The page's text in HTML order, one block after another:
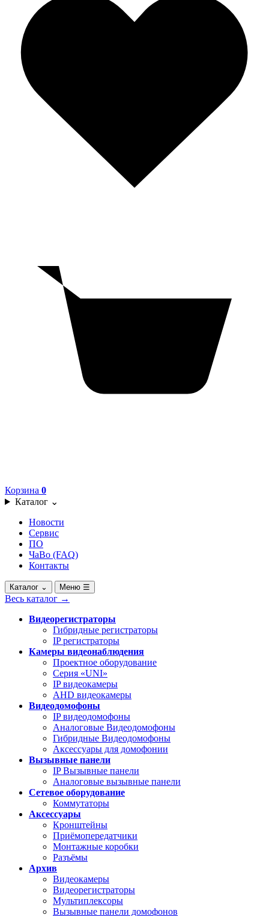
Корзина 0
Каталог ⌄
Новости
Сервис
ПО
ЧаВо (FAQ)
Контакты
Каталог ⌄ Меню ☰
Весь каталог →
Видеорегистраторы
Гибридные регистраторы
IP регистраторы
Камеры видеонаблюдения
Проектное оборудование
Серия «UNI»
IP видеокамеры
AHD видеокамеры
Видеодомофоны
IP видеодомофоны
Аналоговые Видеодомофоны
Гибридные Видеодомофоны
Аксессуары для домофонии
Вызывные панели
IP Вызывные панели
Аналоговые вызывные панели
Сетевое оборудование
Коммутаторы
Аксессуары
Кронштейны
Приёмопередатчики
Монтажные коробки
Разъёмы
Архив
Видеокамеры
Видеорегистраторы
Мультиплексоры
Вызывные панели домофонов